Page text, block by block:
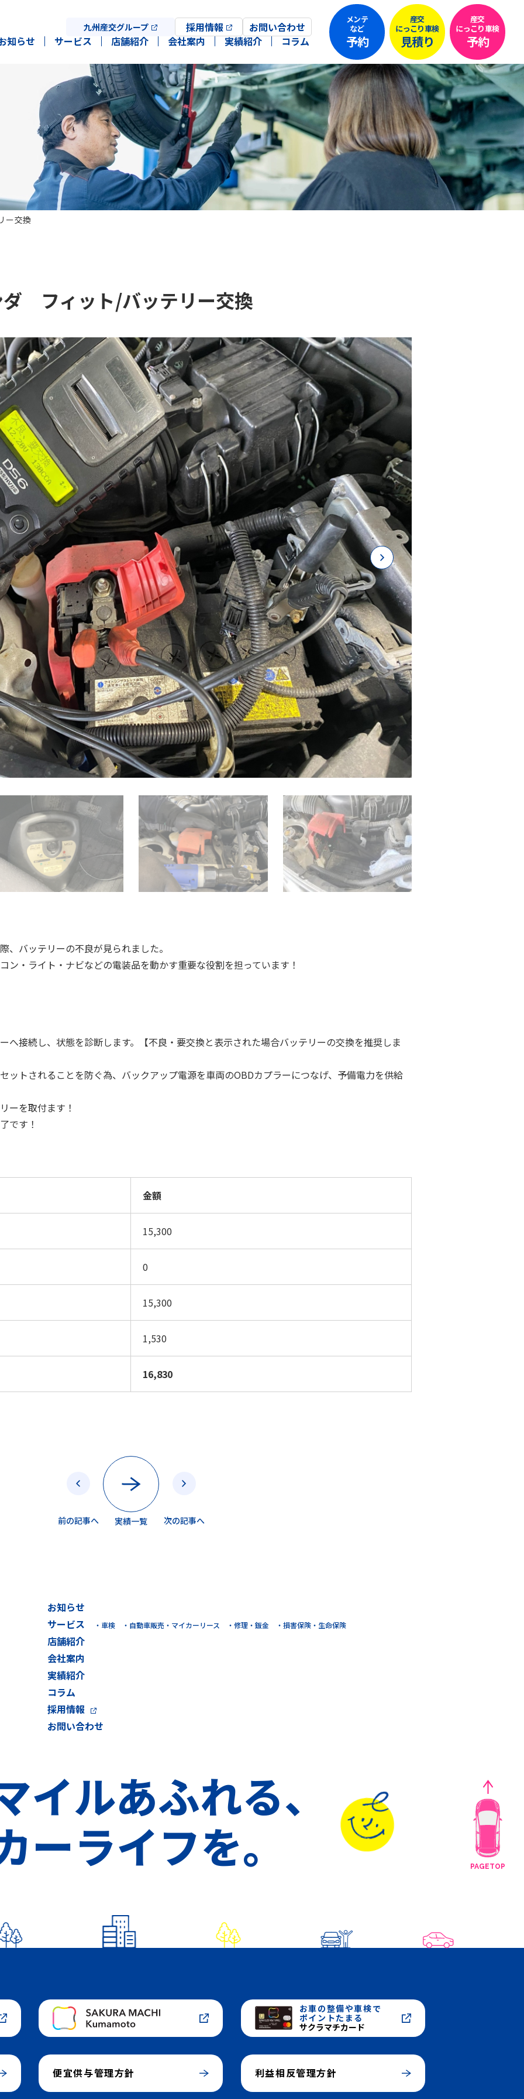
九州産交グループ 採用情報
お問い合わせ
知らせ
サービス 店舗紹介 会社案内 実績紹介 コラム
メンテ
など
予約
産交
にっこり車検
見積り
産交
にっこり車検
予約
ー交換
フィット/バッテリー交換
、バッテリーの不良が見られました。
ン・ライト・ナビなどの電装品を動かす重要な役割を担っています！
へ接続し、状態を診断します。【不良・要交換と表示された場合バッテリーの交換を推奨しま
ットされることを防ぐ為、バックアップ電源を車両のOBDカプラーにつなげ、予備電力を供給
ーを取付ます！
です！
金額
15,300
0
15,300
1,530
16,830
実績一覧
前の記事へ 次の記事へ
お知らせ
サービス
車検 自動車販売・マイカーリース 修理・鈑金 損害保険・生命保険
店舗紹介
会社案内
実績紹介
コラム
採用情報
お問い合わせ
イルあふれる、
ーライフを。
PAGETOP
お車の整備や車検で
ポイントたまる
サクラマチカード
便宜供与管理方針 利益相反管理方針